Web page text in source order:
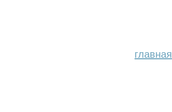
главная